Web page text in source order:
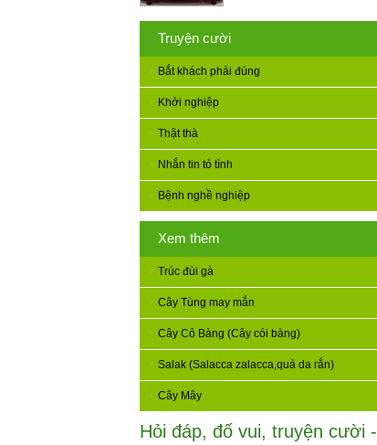
Truyện cười
Bắt khách phải đúng
Khởi nghiệp
Thật thà
Nhắn tin tỏ tình
Bệnh nghề nghiệp
Xem thêm
Trúc đùi gà
Cây Tùng may mắn
Cây Cỏ Bàng (Cây cói bàng)
Salak (Salacca zalacca,quả da rắn)
Cây Mây
Hỏi đáp, đố vui, truyện cười -